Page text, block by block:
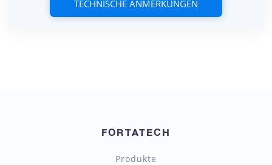
TECHNISCHE ANMERKUNGEN
FORTATECH
Produkte